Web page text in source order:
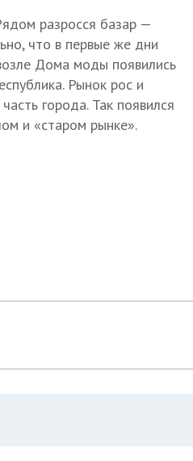
разросся базар —
что в первые же дни
Дома моды появились
Рынок рос и
города. Так появился
и «старом рынке».